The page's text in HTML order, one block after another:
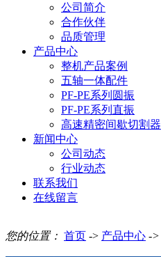
公司简介
合作伙伴
品质管理
产品中心
整机产品案例
五轴一体配件
PF-PE系列圆振
PF-PE系列直振
高速精密间歇切割器
新闻中心
公司动态
行业动态
联系我们
在线留言
您的位置： 首页 -> 产品中心 ->